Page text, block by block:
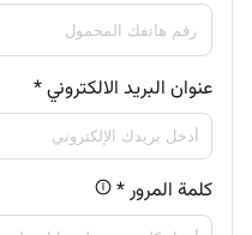
عنوان البريد الالكتروني*
كلمة المرور*